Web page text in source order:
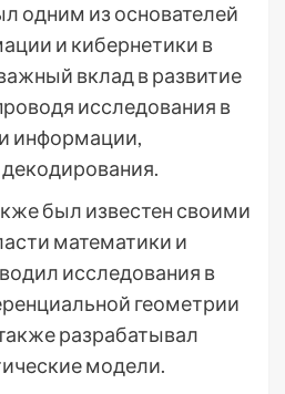
одним из основателей
и кибернетики в
вклад в развитие
исследования в
информации,
был известен своими
математики и
исследования в
геометрии
разрабатывал
модели.